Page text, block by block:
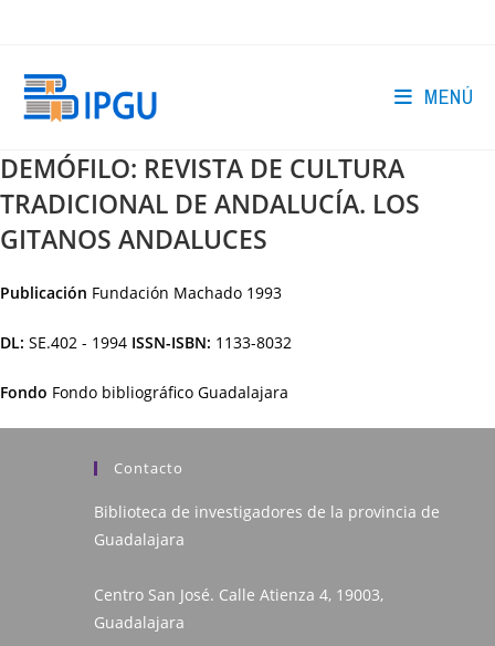
MENÚ
DEMÓFILO: REVISTA DE CULTURA
TRADICIONAL DE ANDALUCÍA. LOS
GITANOS ANDALUCES
Publicación Fundación Machado 1993
DL: SE.402 - 1994 ISSN-ISBN: 1133-8032
Fondo Fondo bibliográfico Guadalajara
Contacto
Biblioteca de investigadores de la provincia de
Guadalajara
Centro San José. Calle Atienza 4, 19003,
Guadalajara